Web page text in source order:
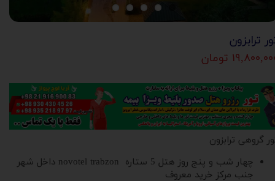
ترابزون
تومان
گروهی ترابزون
چهار شب و پنج روز هتل 5 ستاره novotel trabzon داخل شهر
جنب مرکز خرید معروف